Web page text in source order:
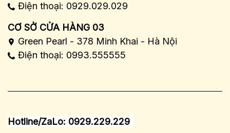
Điện thoại: 0929.029.029
CƠ SỞ CỬA HÀNG 03
Green Pearl - 378 Minh Khai - Hà Nội
Điện thoại: 0993.555555
Hotline/ZaLo: 0929.229.229